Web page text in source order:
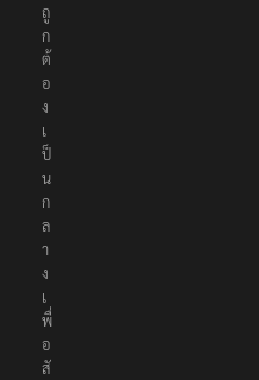
ถู
ก
ต้
อ
ง
เ
ป็
น
ก
ล
า
ง
เ
พื่
อ
สั